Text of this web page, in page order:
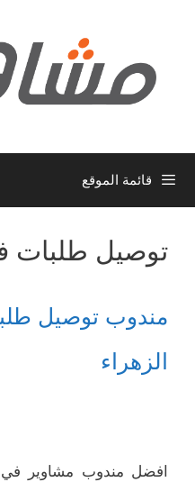
قائمة الموقع
توصيل طلبات
مندوب توصيل
الزهراء
افضل مندوب مشاوير